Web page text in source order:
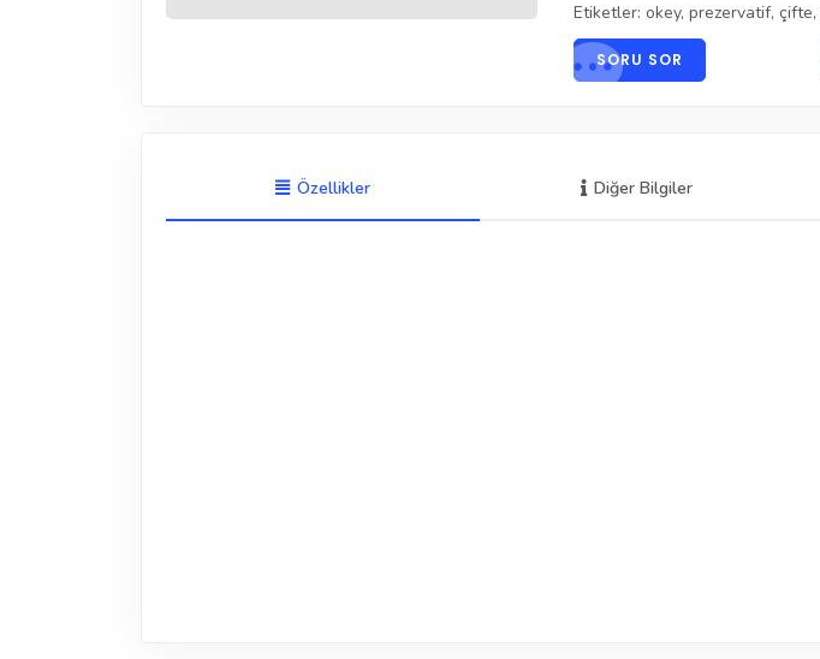
Etiketler: okey, prezervatif, çifte,
SORU SOR
Özellikler Diğer Bilgiler